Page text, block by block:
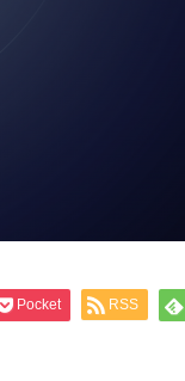
Pocket RSS